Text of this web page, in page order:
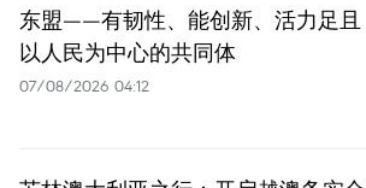
东盟——有韧性、能创新、活力足且
以人民为中心的共同体
07/08/2026 04:12